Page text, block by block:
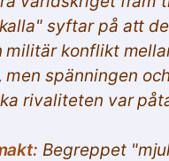
syftar på att
militär konflikt
men spänningen
rivaliteten var
Begreppet